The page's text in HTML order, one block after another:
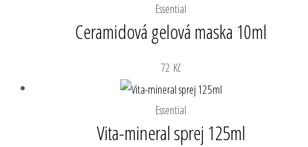
Essential
Ceramidová gelová maska 10ml
72 Kč
Essential
Vita-mineral sprej 125ml